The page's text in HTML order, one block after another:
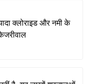
क्लोराइड और नमी के